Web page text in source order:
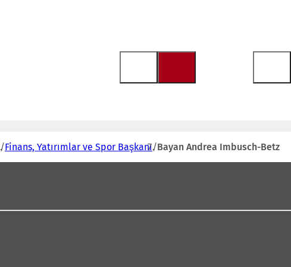
Finans, Yatırımlar ve Spor Başkanı Bayan Andrea Imbusch-Betz